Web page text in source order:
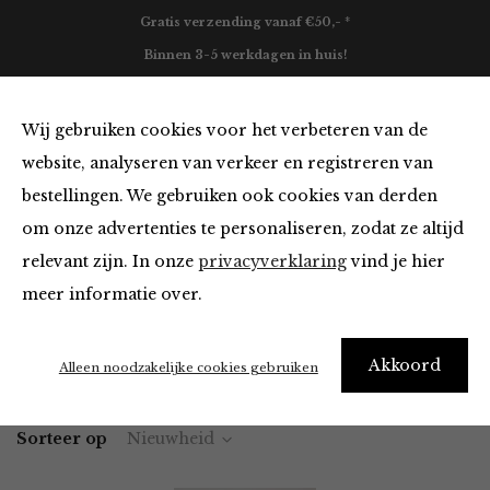
Wij gebruiken cookies voor het verbeteren van de
website, analyseren van verkeer en registreren van
bestellingen. We gebruiken ook cookies van derden
om onze advertenties te personaliseren, zodat ze altijd
relevant zijn. In onze privacyverklaringvind je hier
meer informatie over.
Akkoord
Alleen noodzakelijke cookies gebruiken
Gratis verzending vanaf €50,- *
Binnen 3-5 werkdagen in huis!
Blazers & Jassen van jcl
Home Winkel Kleding Blazers & Jassen
Sorteer op Nieuwheid